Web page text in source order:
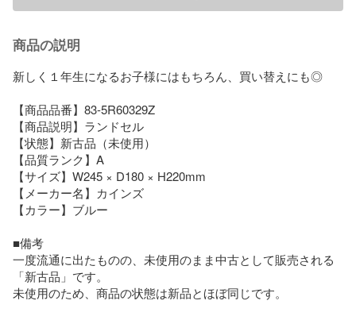
商品の説明
新しく１年生になるお子様にはもちろん、買い替えにも◎
【商品品番】83-5R60329Z
【商品説明】ランドセル
【状態】新古品（未使用）
【品質ランク】A
【サイズ】W245 × D180 × H220mm
【メーカー名】カインズ
【カラー】ブルー
■備考
一度流通に出たものの、未使用のまま中古として販売される
「新古品」です。
未使用のため、商品の状態は新品とほぼ同じです。